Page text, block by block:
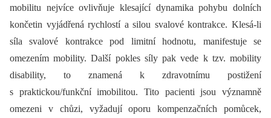
mobilitu nejvíce ovlivňuje klesající dynamika pohybu dolních
končetin vyjádřená rychlostí a silou svalové kontrakce. Klesá-li
síla svalové kontrakce pod limitní hodnotu, manifestuje se
omezením mobility. Další pokles síly pak vede k tzv. mobility
disability, to znamená k zdravotnímu postižení
s praktickou/funkční imobilitou. Tito pacienti jsou významně
omezeni v chůzi, vyžadují oporu kompenzačních pomůcek,